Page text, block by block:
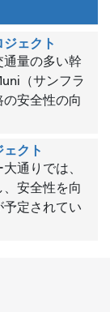
ェクト
量の多い幹
（サンフラ
安全性の向
クト
通りでは、
安全性を向
定されてい